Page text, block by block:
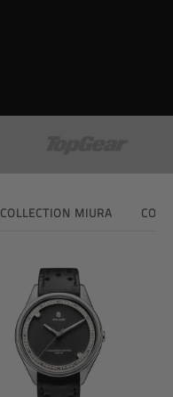
COLLECTION MIURA